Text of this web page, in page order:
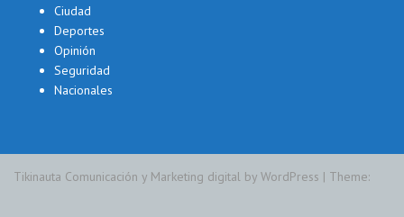
Ciudad
Deportes
Opinión
Seguridad
Nacionales
Tikinauta Comunicación y Marketing digital by WordPress | Theme: